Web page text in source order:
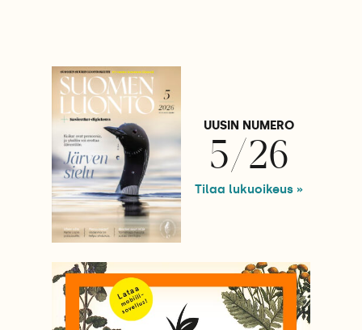
UUSIN NUMERO
5/26
Tilaa lukuoikeus »